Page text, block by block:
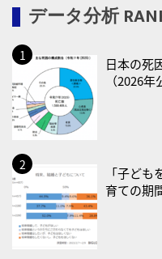
・糖化の日
2026/08/12(水)
・育児の日
2026/08/13(木)
・一汁三菜の日
・減塩の日
2026/08/18(火)
・防犯の日
データ分析
日本の死
（2026年
「子ど
育ての期